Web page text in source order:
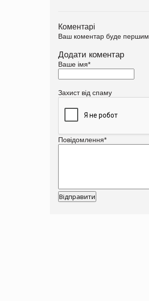
Коментарі
Ваш коментар буде першим.
Додати коментар
Ваше імя*
Захист від спаму
Повідомлення*